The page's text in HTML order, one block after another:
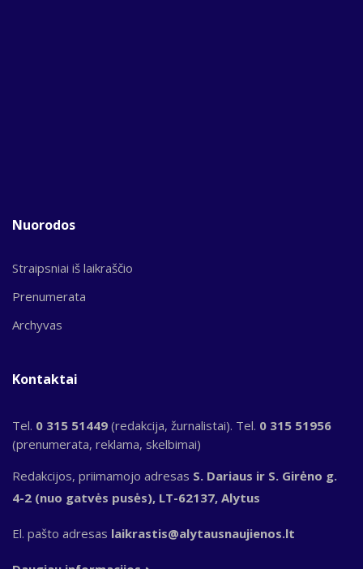
Nuorodos
Straipsniai iš laikraščio
Prenumerata
Archyvas
Kontaktai
Tel. 0 315 51449 (redakcija, žurnalistai). Tel. 0 315 51956
(prenumerata, reklama, skelbimai)
Redakcijos, priimamojo adresas S. Dariaus ir S. Girėno g.
4-2 (nuo gatvės pusės), LT-62137, Alytus
El. pašto adresas laikrastis@alytausnaujienos.lt